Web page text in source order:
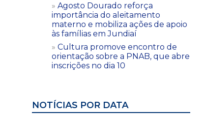
Agosto Dourado reforça
importância do aleitamento
materno e mobiliza ações de apoio
às famílias em Jundiaí
Cultura promove encontro de
orientação sobre a PNAB, que abre
inscrições no dia 10
NOTÍCIAS POR DATA